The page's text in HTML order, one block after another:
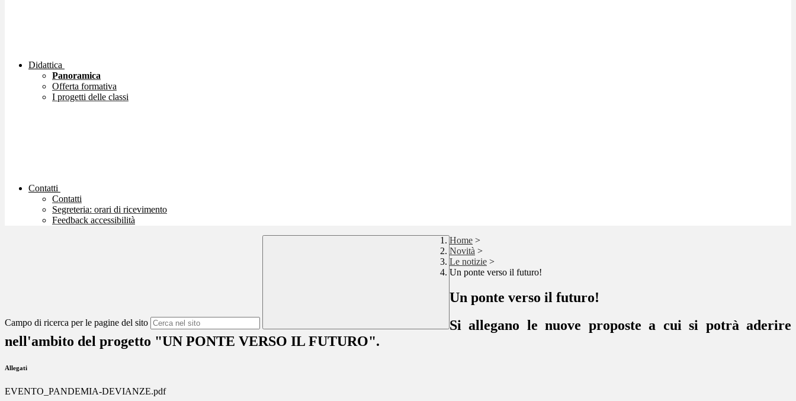
Didattica
Panoramica
Offerta formativa
I progetti delle classi
Contatti
Contatti
Segreteria: orari di ricevimento
Feedback accessibilità
Campo di ricerca per le pagine del sito
Home >
Novità >
Le notizie >
Un ponte verso il futuro!
Un ponte verso il futuro!
Si allegano le nuove proposte a cui si potrà aderire
nell'ambito del progetto "UN PONTE VERSO IL FUTURO".
Allegati
EVENTO_PANDEMIA-DEVIANZE.pdf